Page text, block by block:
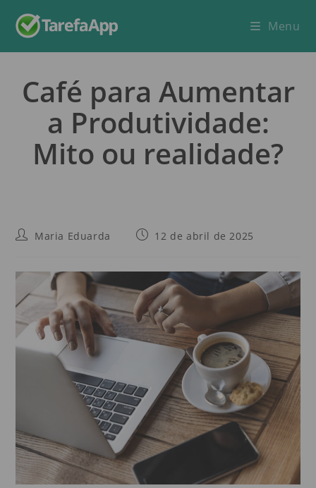
Menu
Café para Aumentar
a Produtividade:
Mito ou realidade?
Maria Eduarda 12 de abril de 2025